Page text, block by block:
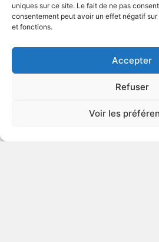
uniques sur ce site. Le fait de ne pas
consentement peut avoir un effet négatif
et fonctions.
Accepter
Refuser
Voir les
1992